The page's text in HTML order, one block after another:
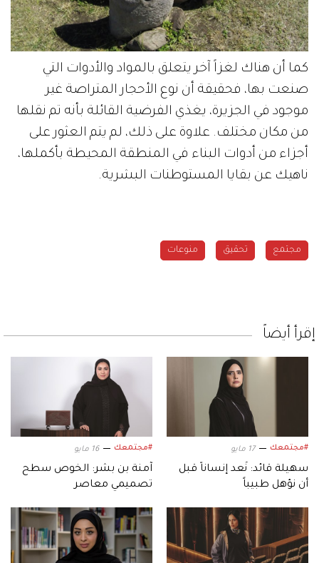
كما أن هناك لغزاً آخر يتعلق بالمواد والأدوات التي
صنعت بها، فحقيقة أن نوع الأحجار المتراصة غير
موجود في الجزيرة، يغذي الفرضية القائلة بأنه تم نقلها
من مكان مختلف. علاوة على ذلك، لم يتم العثور على
أجزاء من أدوات البناء في المنطقة المحيطة بأكملها،
ناهيك عن بقايا المستوطنات البشرية.
مجتمع تحقيق منوعات
إقرأ أيضاً
#مجتمعك 17 مايو
سهيلة قائد: نُعد إنساناً قبل
أن نؤهل طبيباً
#مجتمعك 16 مايو
آمنة بن بشر: الخوص سطح
تصميمي معاصر